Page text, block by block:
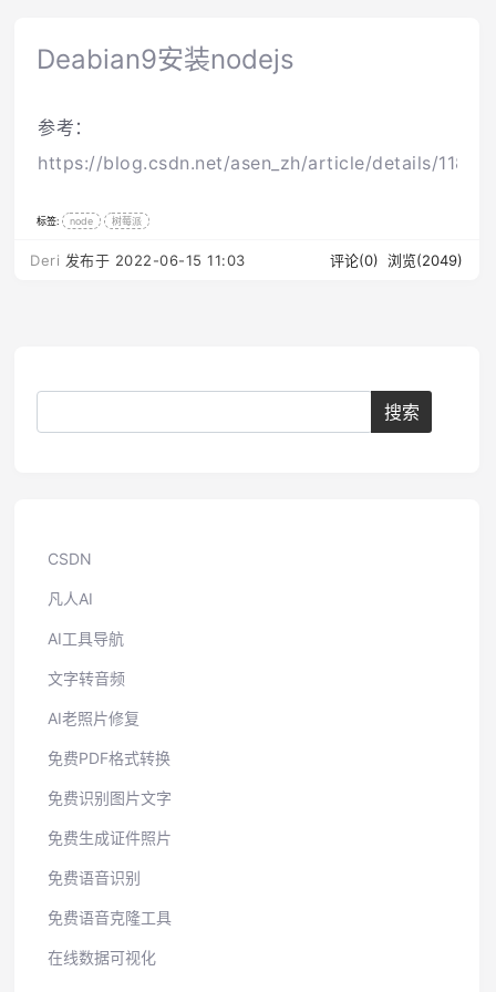
Deabian9安装nodejs
参考：
https://blog.csdn.net/asen_zh/article/details/
标签: node 树莓派
Deri 发布于 2022-06-15 11:03 评论(0) 浏览(2049)
CSDN
凡人AI
AI工具导航
文字转音频
AI老照片修复
免费PDF格式转换
免费识别图片文字
免费生成证件照片
免费语音识别
免费语音克隆工具
在线数据可视化